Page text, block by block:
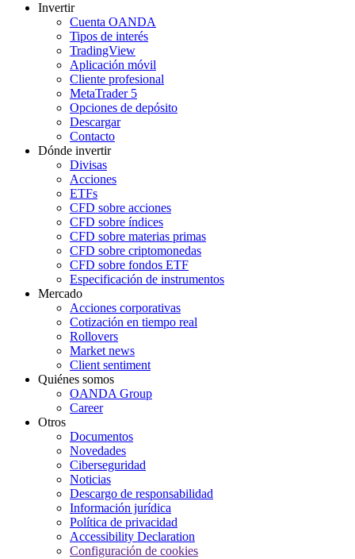
Invertir
Cuenta OANDA
Tipos de interés
TradingView
Aplicación móvil
Cliente profesional
MetaTrader 5
Opciones de depósito
Descargar
Contacto
Dónde invertir
Divisas
Acciones
ETFs
CFD sobre acciones
CFD sobre índices
CFD sobre materias primas
CFD sobre criptomonedas
CFD sobre fondos ETF
Especificación de instrumentos
Mercado
Acciones corporativas
Cotización en tiempo real
Rollovers
Market news
Client sentiment
Quiénes somos
OANDA Group
Career
Otros
Documentos
Novedades
Ciberseguridad
Noticias
Descargo de responsabilidad
Información jurídica
Política de privacidad
Accessibility Declaration
Configuración de cookies